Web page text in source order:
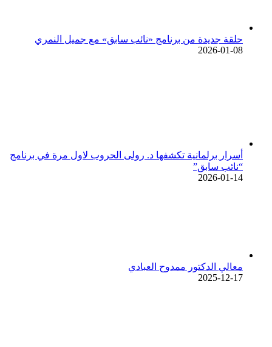
حلقة جديدة من برنامج «نائب سابق» مع جميل النمري
2026-01-08
أسرار برلمانية تكشفها د. رولى الحروب لاول مرة في برنامج
“نائب سابق”
2026-01-14
معالي الدكتور ممدوح العبادي
2025-12-17